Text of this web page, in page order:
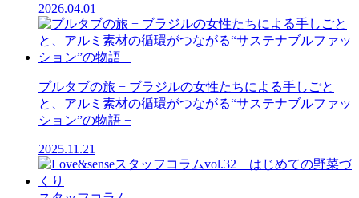
2026.04.01
プルタブの旅 − ブラジルの女性たちによる手しごと
と、アルミ素材の循環がつながる“サステナブルファッ
ション”の物語 −
2025.11.21